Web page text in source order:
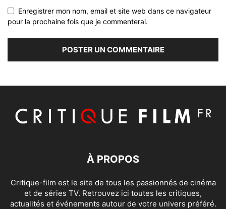
Enregistrer mon nom, email et site web dans ce navigateur
pour la prochaine fois que je commenterai.
À PROPOS
Critique-film est le site de tous les passionnés de cinéma
et de séries TV. Retrouvez ici toutes les critiques,
actualités et événements autour de votre univers préféré.